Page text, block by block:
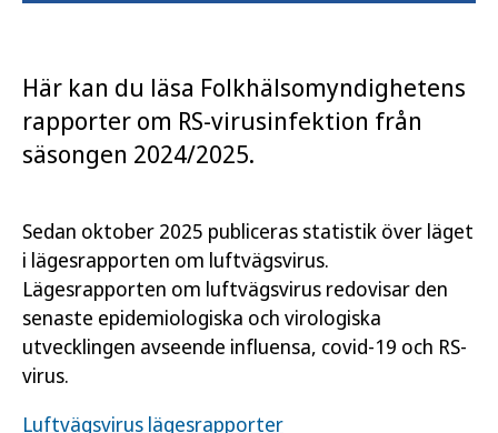
Här kan du läsa Folkhälsomyndighetens
rapporter om RS-virusinfektion från
säsongen 2024/2025.
Sedan oktober 2025 publiceras statistik över läget
i lägesrapporten om luftvägsvirus.
Lägesrapporten om luftvägsvirus redovisar den
senaste epidemiologiska och virologiska
utvecklingen avseende influensa, covid-19 och RS-
virus.
Luftvägsvirus lägesrapporter